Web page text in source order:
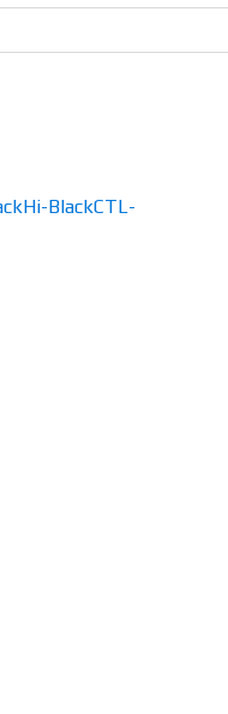
Hi-BlackCTL-